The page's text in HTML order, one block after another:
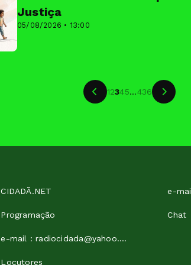
05/08/2026 • 13:00
Justiça
12345...436
CIDADÃ.NET
Programação
e-mail : radiocidada@yahoo.com
Locutores
Chat